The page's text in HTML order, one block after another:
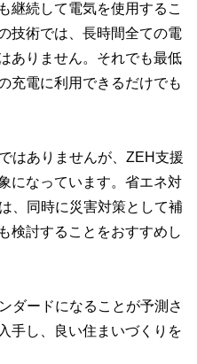
継続して電気を使用するこ
技術では、長時間全ての電
ありません。それでも最低
充電に利用できるだけでも
はありませんが、ZEH支援
になっています。省エネ対
、同時に災害対策として補
検討することをおすすめし
ダードになることが予測さ
手し、良い住まいづくりを